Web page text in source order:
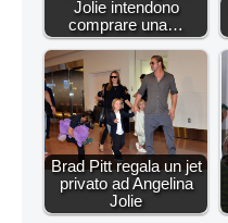
Jolie intendono
comprare una…
Brad Pitt regala un jet
privato ad Angelina
Jolie